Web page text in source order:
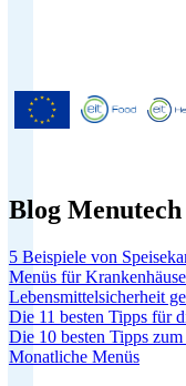
Blog Menutech
5 Beispiele von
Menüs für
Lebensmittelsicherheit
Die 11 besten Tipps für
Die 10 besten Tipps
Monatliche Menüs